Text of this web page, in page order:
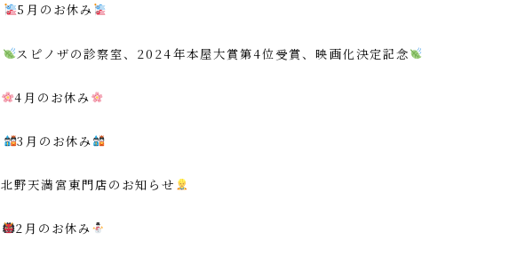
5月のお休み
スピノザの診察室、2024年本屋大賞第4位受賞、映画化決定記念
4月のお休み
3月のお休み
北野天満宮東門店のお知らせ
2月のお休み